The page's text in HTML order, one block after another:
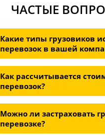
ЧАСТЫЕ
Какие типы грузовиков
перевозок в вашей
Как рассчитывается
перевозок?
Можно ли застраховать
перевозке?